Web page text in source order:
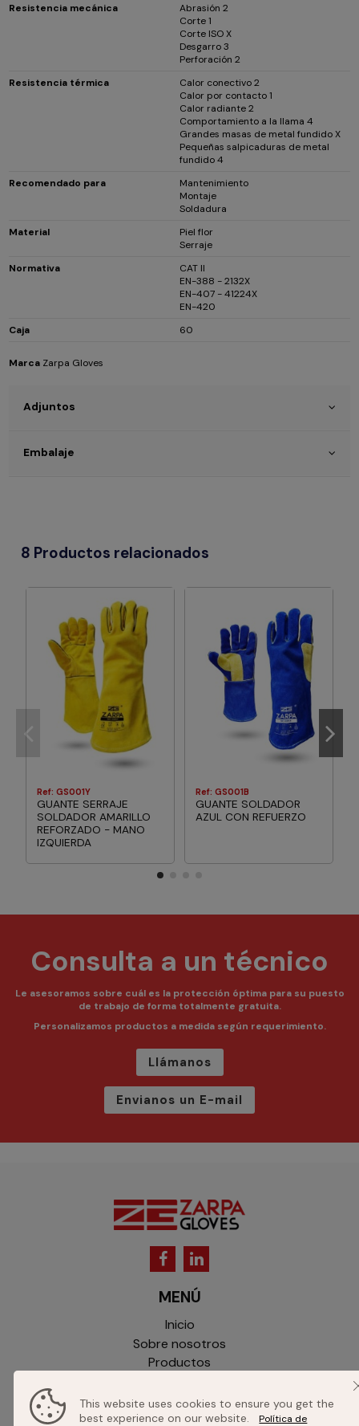
This website uses cookies to ensure you get the
best experience on our website.
Política de
Resistencia mecánica
Abrasión 2
Corte 1
Corte ISO X
Desgarro 3
Perforación 2
Resistencia térmica
Calor conectivo 2
Calor por contacto 1
Calor radiante 2
Comportamiento a la llama 4
Grandes masas de metal fundido X
Pequeñas salpicaduras de metal
fundido 4
Recomendado para
Mantenimiento
Montaje
Soldadura
Material
Piel flor
Serraje
Normativa
CAT II
EN-388 - 2132X
EN-407 - 41224X
EN-420
Caja
60
Marca Zarpa Gloves
Adjuntos
Embalaje
8 Productos relacionados
Ref: GS001Y
GUANTE SERRAJE
SOLDADOR AMARILLO
REFORZADO - MANO
IZQUIERDA
Ref: GS001B
GUANTE SOLDADOR
AZUL CON REFUERZO
Consulta a un técnico
Le asesoramos sobre cuál es la protección óptima para su puesto
de trabajo de forma totalmente gratuita.
Personalizamos productos a medida según requerimiento.
Llámanos
Envianos un E-mail
MENÚ
Inicio
Sobre nosotros
Productos
Contacto